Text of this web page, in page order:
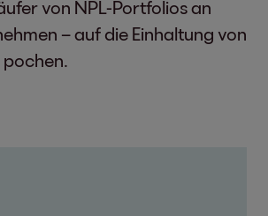
von NPL-Portfolios an
– auf die Einhaltung von
pochen.